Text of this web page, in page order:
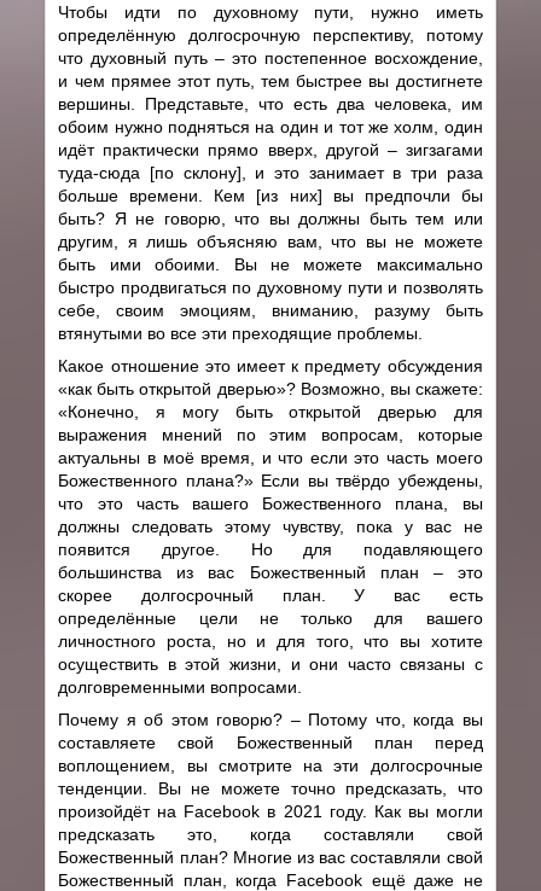
Чтобы идти по духовному пути, нужно иметь
определённую долгосрочную перспективу, потому
что духовный путь – это постепенное восхождение,
и чем прямее этот путь, тем быстрее вы достигнете
вершины. Представьте, что есть два человека, им
обоим нужно подняться на один и тот же холм, один
идёт практически прямо вверх, другой – зигзагами
туда-сюда [по склону], и это занимает в три раза
больше времени. Кем [из них] вы предпочли бы
быть? Я не говорю, что вы должны быть тем или
другим, я лишь объясняю вам, что вы не можете
быть ими обоими. Вы не можете максимально
быстро продвигаться по духовному пути и позволять
себе, своим эмоциям, вниманию, разуму быть
втянутыми во все эти преходящие проблемы.
Какое отношение это имеет к предмету обсуждения
«как быть открытой дверью»? Возможно, вы скажете:
«Конечно, я могу быть открытой дверью для
выражения мнений по этим вопросам, которые
актуальны в моё время, и что если это часть моего
Божественного плана?» Если вы твёрдо убеждены,
что это часть вашего Божественного плана, вы
должны следовать этому чувству, пока у вас не
появится другое. Но для подавляющего
большинства из вас Божественный план – это
скорее долгосрочный план. У вас есть
определённые цели не только для вашего
личностного роста, но и для того, что вы хотите
осуществить в этой жизни, и они часто связаны с
долговременными вопросами.
Почему я об этом говорю? – Потому что, когда вы
составляете свой Божественный план перед
воплощением, вы смотрите на эти долгосрочные
тенденции. Вы не можете точно предсказать, что
произойдёт на Facebook в 2021 году. Как вы могли
предсказать это, когда составляли свой
Божественный план? Многие из вас составляли свой
Божественный план, когда Facebook ещё даже не